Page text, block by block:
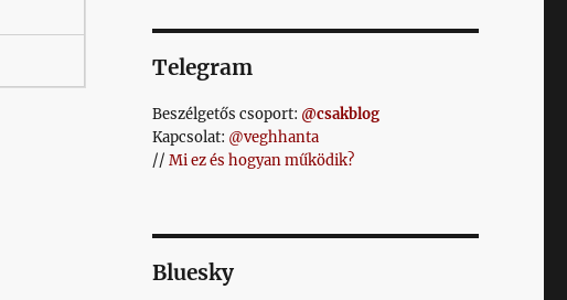
Telegram
Beszélgetős csoport: @csakblog
Kapcsolat: @veghhanta
// Mi ez és hogyan működik?
Bluesky